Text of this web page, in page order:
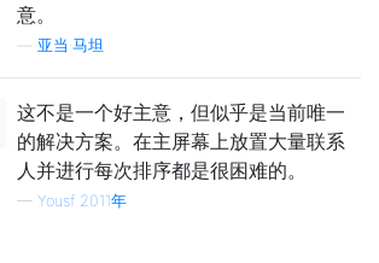
意。
亚当·马坦
这不是一个好主意，但似乎是当前唯一
的解决方案。在主屏幕上放置大量联系
人并进行每次排序都是很困难的。
— Yousf 2011年